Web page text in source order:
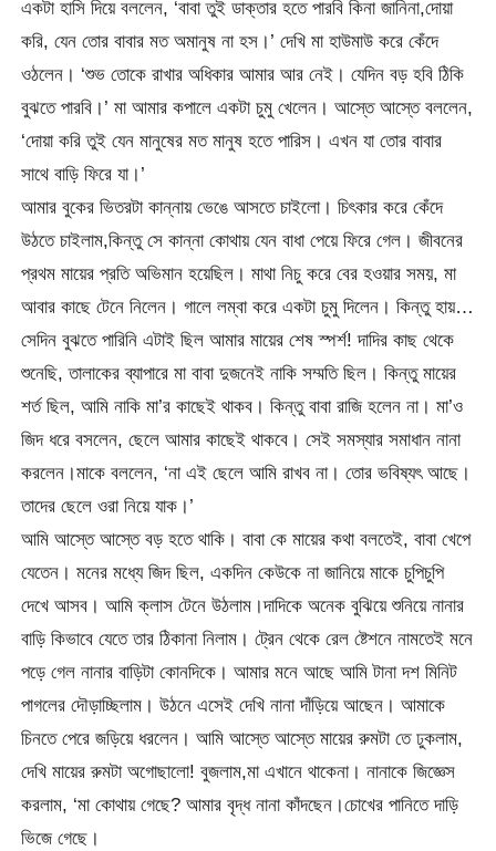
একটা হাসি দিয়ে বললেন, ‘বাবা তুই ডাক্তার হতে পারবি কিনা জানিনা,দোয়া
করি, যেন তোর বাবার মত অমানুষ না হস।’ দেখি মা হাউমাউ করে কেঁদে
ওঠলেন। ‘শুভ তোকে রাখার অধিকার আমার আর নেই। যেদিন বড় হবি ঠিকি
বুঝতে পারবি।’ মা আমার কপালে একটা চুমু খেলেন। আস্তে আস্তে বললেন,
‘দোয়া করি তুই যেন মানুষের মত মানুষ হতে পারিস। এখন যা তোর বাবার
সাথে বাড়ি ফিরে যা।’
আমার বুকের ভিতরটা কান্নায় ভেঙে আসতে চাইলো। চিৎকার করে কেঁদে
উঠতে চাইলাম,কিন্তু সে কান্না কোথায় যেন বাধা পেয়ে ফিরে গেল। জীবনের
প্রথম মায়ের প্রতি অভিমান হয়েছিল। মাথা নিচু করে বের হওয়ার সময়, মা
আবার কাছে টেনে নিলেন। গালে লম্বা করে একটা চুমু দিলেন। কিন্তু হায়…
সেদিন বুঝতে পারিনি এটাই ছিল আমার মায়ের শেষ স্পর্শ! দাদির কাছ থেকে
শুনেছি, তালাকের ব্যাপারে মা বাবা দুজনেই নাকি সম্মতি ছিল। কিন্তু মায়ের
শর্ত ছিল, আমি নাকি মা’র কাছেই থাকব। কিন্তু বাবা রাজি হলেন না। মা’ও
জিদ ধরে বসলেন, ছেলে আমার কাছেই থাকবে। সেই সমস্যার সমাধান নানা
করলেন।মাকে বললেন, ‘না এই ছেলে আমি রাখব না। তোর ভবিষ্যৎ আছে।
তাদের ছেলে ওরা নিয়ে যাক।’
আমি আস্তে আস্তে বড় হতে থাকি। বাবা কে মায়ের কথা বলতেই, বাবা খেপে
যেতেন। মনের মধ্যে জিদ ছিল, একদিন কেউকে না জানিয়ে মাকে চুপিচুপি
দেখে আসব। আমি ক্লাস টেনে উঠলাম।দাদিকে অনেক বুঝিয়ে শুনিয়ে নানার
বাড়ি কিভাবে যেতে তার ঠিকানা নিলাম। ট্রেন থেকে রেল ষ্টেশনে নামতেই মনে
পড়ে গেল নানার বাড়িটা কোনদিকে। আমার মনে আছে আমি টানা দশ মিনিট
পাগলের দৌড়াচ্ছিলাম। উঠনে এসেই দেখি নানা দাঁড়িয়ে আছেন। আমাকে
চিনতে পেরে জড়িয়ে ধরলেন। আমি আস্তে আস্তে মায়ের রুমটা তে ঢুকলাম,
দেখি মায়ের রুমটা অগোছালো! বুজলাম,মা এখানে থাকেনা। নানাকে জিজ্ঞেস
করলাম, ‘মা কোথায় গেছে? আমার বৃদ্ধ নানা কাঁদছেন।চোখের পানিতে দাড়ি
ভিজে গেছে।